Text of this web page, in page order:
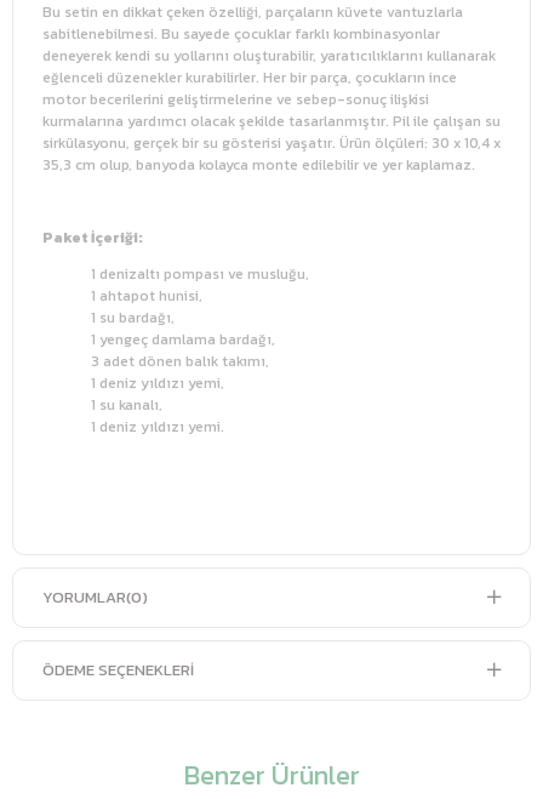
Bu setin en dikkat çeken özelliği, parçaların küvete vantuzlarla
sabitlenebilmesi. Bu sayede çocuklar farklı kombinasyonlar
deneyerek kendi su yollarını oluşturabilir, yaratıcılıklarını kullanarak
eğlenceli düzenekler kurabilirler. Her bir parça, çocukların ince
motor becerilerini geliştirmelerine ve sebep-sonuç ilişkisi
kurmalarına yardımcı olacak şekilde tasarlanmıştır. Pil ile çalışan su
sirkülasyonu, gerçek bir su gösterisi yaşatır. Ürün ölçüleri: 30 x 10,4 x
35,3 cm olup, banyoda kolayca monte edilebilir ve yer kaplamaz.
Paket İçeriği:
1 denizaltı pompası ve musluğu,
1 ahtapot hunisi,
1 su bardağı,
1 yengeç damlama bardağı,
3 adet dönen balık takımı,
1 deniz yıldızı yemi,
1 su kanalı,
1 deniz yıldızı yemi.
YORUMLAR(0)
ÖDEME SEÇENEKLERI
Benzer Ürünler